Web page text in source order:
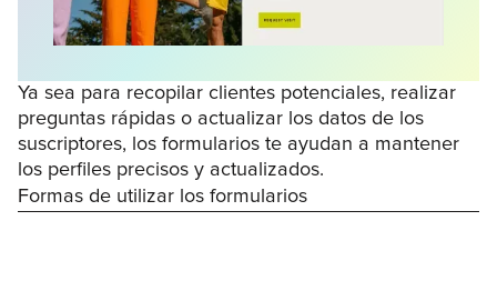
Ya sea para recopilar clientes potenciales, realizar
preguntas rápidas o actualizar los datos de los
suscriptores, los formularios te ayudan a mantener
los perfiles precisos y actualizados.
Formas de utilizar los formularios